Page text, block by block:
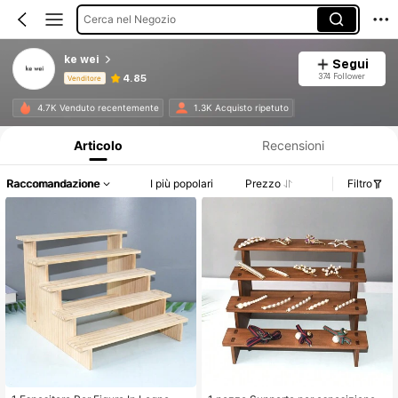
Cerca nel Negozio
ke wei
Venditore 4.85
Segui
374 Follower
4.7K Venduto recentemente 1.3K Acquisto ripetuto
Articolo Recensioni
Raccomandazione I più popolari Prezzo Filtro